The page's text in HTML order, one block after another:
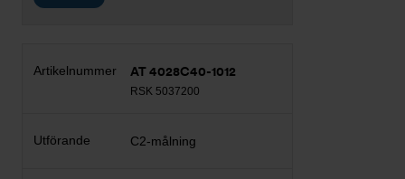
AT 4028C40-1012
RSK 5037200
C2-målning